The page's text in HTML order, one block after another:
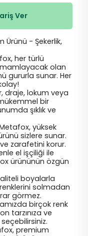
Ver
Ürünü - Şekerlik,
her türlü
olan
gururla sunar. Her
draje, lokum veya
bir
şıklık ve
yüksek
sizlere sunar.
ve zarafetini korur.
el işçiliği ile
ürününün özgün
boyalarla
solmadan
görmez.
birçok renk
tarzınıza ve
premium